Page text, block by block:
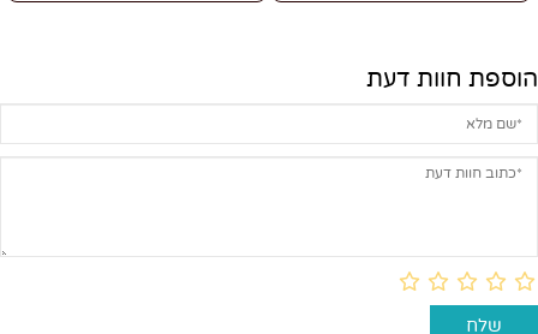
הוספת חוות דעת